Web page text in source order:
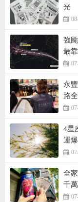
光
強
最
永
路
4星
運
全
千